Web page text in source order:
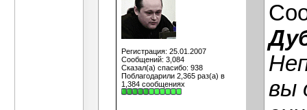
Регистрация: 25.01.2007
Сообщений: 3,084
Сказал(а) спасибо: 938
Поблагодарили 2,365 раз(а) в
1,384 сообщениях
вы